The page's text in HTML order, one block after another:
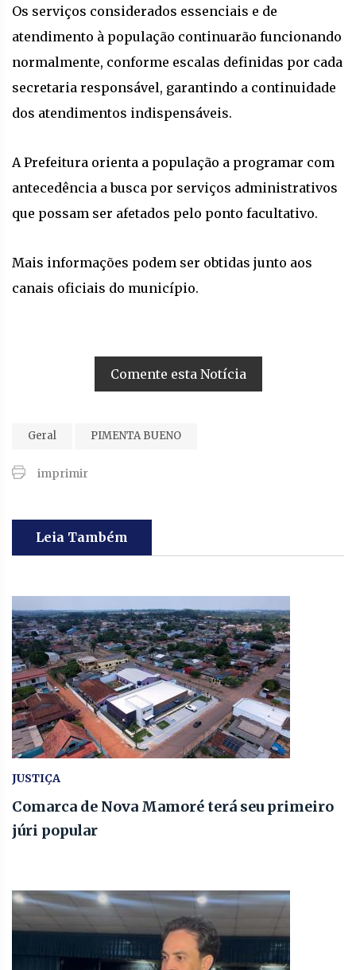
Os serviços considerados essenciais e de
atendimento à população continuarão funcionando
normalmente, conforme escalas definidas por cada
secretaria responsável, garantindo a continuidade
dos atendimentos indispensáveis.
A Prefeitura orienta a população a programar com
antecedência a busca por serviços administrativos
que possam ser afetados pelo ponto facultativo.
Mais informações podem ser obtidas junto aos
canais oficiais do município.
Comente esta Notícia
Geral PIMENTA BUENO
imprimir
Leia Também
JUSTIÇA
Comarca de Nova Mamoré terá seu primeiro
júri popular